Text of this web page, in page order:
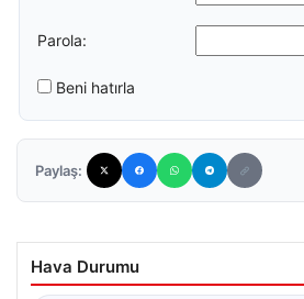
Parola:
Beni hatırla
Paylaş:
Hava Durumu